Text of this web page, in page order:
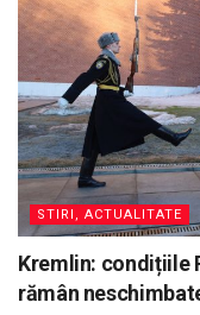
STIRI, ACTUALITATE
Kremlin: condițiile
rămân